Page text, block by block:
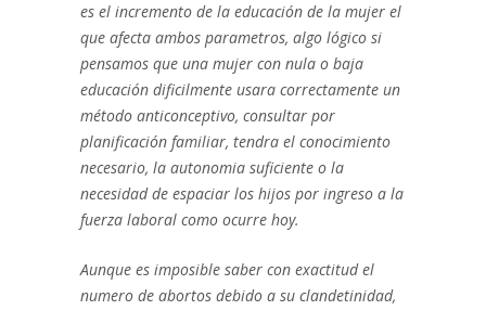
es el incremento de la educación de la mujer el
que afecta ambos parametros, algo lógico si
pensamos que una mujer con nula o baja
educación dificilmente usara correctamente un
método anticonceptivo, consultar por
planificación familiar, tendra el conocimiento
necesario, la autonomia suficiente o la
necesidad de espaciar los hijos por ingreso a la
fuerza laboral como ocurre hoy.
Aunque es imposible saber con exactitud el
numero de abortos debido a su clandetinidad,